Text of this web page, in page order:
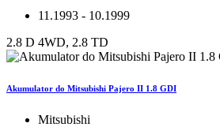
11.1993 - 10.1999
2.8 D 4WD, 2.8 TD
Akumulator do Mitsubishi Pajero II 1.8 GDI
Mitsubishi